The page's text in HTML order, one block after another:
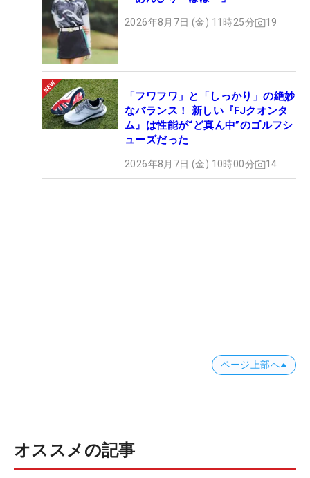
2026年8月7日 (金) 11時25分 19
「フワフワ」と「しっかり」の絶妙
なバランス！ 新しい『FJクオンタ
ム』は性能が“ど真ん中”のゴルフシ
ューズだった
2026年8月7日 (金) 10時00分 14
ページ上部へ
オススメの記事